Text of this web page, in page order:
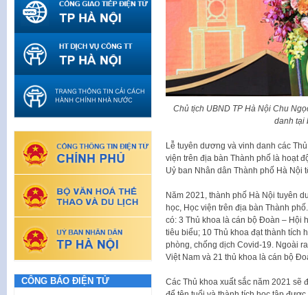
Chủ tịch UBND TP Hà Nội Chu
danh tại
Lễ tuyên dương và vinh danh các
viện trên địa bàn Thành phố là hoạt
Uỷ ban Nhân dân Thành phố Hà Nội
Năm 2021, thành phố Hà Nội tuyên
học, Học viện trên địa bàn Thành
có: 3 Thủ khoa là cán bộ Đoàn – Hội
tiêu biểu; 10 Thủ khoa đạt thành tích
phòng, chống dịch Covid-19. Ngoài
Việt Nam và 21 thủ khoa là cán bộ
Các Thủ khoa xuất sắc năm 2021 sẽ
CÔNG BÁO ĐIỆN TỬ